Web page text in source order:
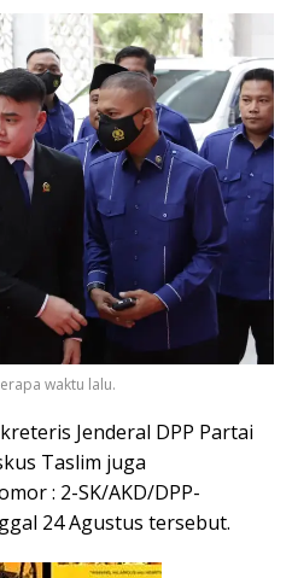
waktu lalu.
Jenderal DPP Partai
Taslim juga
: 2-SK/AKD/DPP-
24 Agustus tersebut.